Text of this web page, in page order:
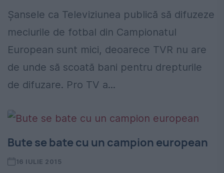
Șansele ca Televiziunea publică să difuzeze
meciurile de fotbal din Campionatul
European sunt mici, deoarece TVR nu are
de unde să scoată bani pentru drepturile
de difuzare. Pro TV a...
Bute se bate cu un campion european
16 IULIE 2015